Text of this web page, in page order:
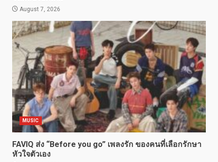
August 7, 2026
MUSIC
FAVIQ ส่ง “Before you go” เพลงรัก ของคนที่เลือกรักษา
หัวใจตัวเอง